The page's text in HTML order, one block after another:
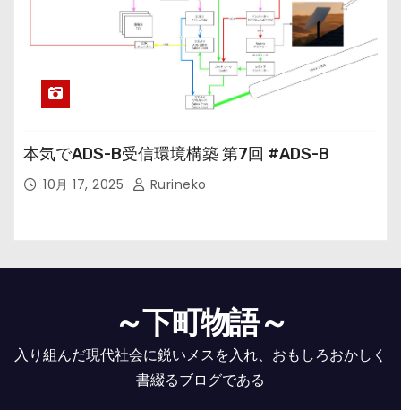
本気でADS-B受信環境構築 第7回 #ADS-B
10月 17, 2025 Rurineko
～下町物語～
入り組んだ現代社会に鋭いメスを入れ、おもしろおかしく
書綴るブログである